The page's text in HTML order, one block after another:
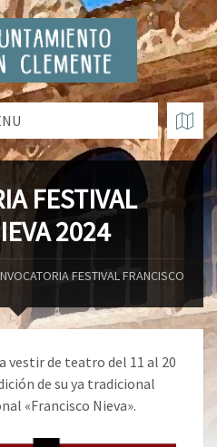
FESTIVAL
2024
FESTIVAL FRANCISCO
vestir de teatro del 11 al 20
de su ya tradicional
«Francisco Nieva».